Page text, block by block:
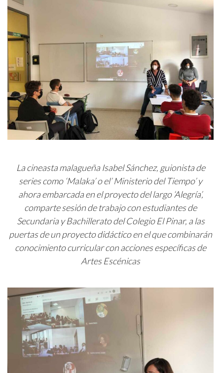
La cineasta malagueña Isabel Sánchez, guionista de
series como ‘Malaka’ o el’ Ministerio del Tiempo’ y
ahora embarcada en el proyecto del largo ‘Alegría’,
comparte sesión de trabajo con estudiantes de
Secundaria y Bachillerato del Colegio El Pinar, a las
puertas de un proyecto didáctico en el que combinarán
conocimiento curricular con acciones específicas de
Artes Escénicas